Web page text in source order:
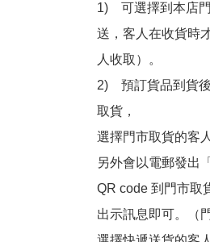
1)　可選擇到本店
送，客人在收貨時
人收取）。
2)　預訂貨品到貨
取貨，
選擇門市取貨的客
另外會以電郵發出
QR code 到門市取
出示訊息即可。（